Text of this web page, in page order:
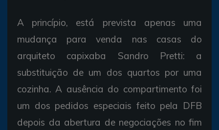
A princípio, está prevista apenas uma
mudança para venda nas casas do
arquiteto capixaba Sandro Pretti: a
substituição de um dos quartos por uma
cozinha. A ausência do compartimento foi
um dos pedidos especiais feito pela DFB
depois da abertura de negociações no fim